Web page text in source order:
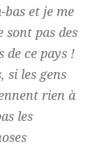
bas et je me
pas des
de ce pays !
si les gens
rien à
les